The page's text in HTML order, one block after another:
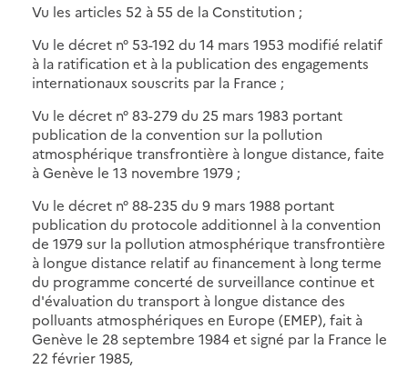
Vu les articles 52 à 55 de la Constitution ;
Vu le décret n° 53-192 du 14 mars 1953 modifié relatif
à la ratification et à la publication des engagements
internationaux souscrits par la France ;
Vu le décret n° 83-279 du 25 mars 1983 portant
publication de la convention sur la pollution
atmosphérique transfrontière à longue distance, faite
à Genève le 13 novembre 1979 ;
Vu le décret n° 88-235 du 9 mars 1988 portant
publication du protocole additionnel à la convention
de 1979 sur la pollution atmosphérique transfrontière
à longue distance relatif au financement à long terme
du programme concerté de surveillance continue et
d'évaluation du transport à longue distance des
polluants atmosphériques en Europe (EMEP), fait à
Genève le 28 septembre 1984 et signé par la France le
22 février 1985,